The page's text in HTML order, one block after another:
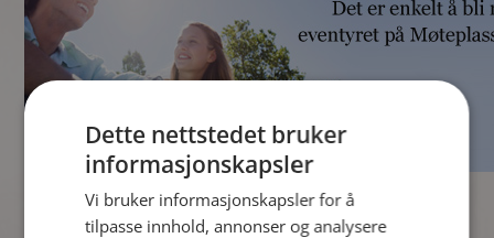
Dette nettstedet bruker
informasjonskapsler
Vi bruker informasjonskapsler for å
tilpasse innhold, annonser og analysere